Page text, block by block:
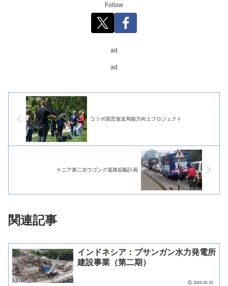
Follow
ad
ad
コソボ国営放送局能力向上プロジェクト
ケニア第二次ウゴング道路拡幅計画
関連記事
インドネシア：プサンガン水力発電所
建設事業（第二期）
2024-02-15